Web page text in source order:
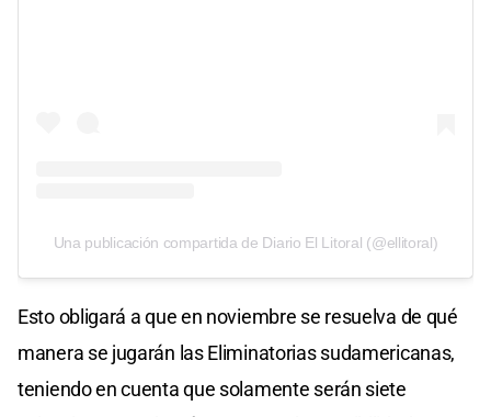
Una publicación compartida de Diario El Litoral (@ellitoral)
Esto obligará a que en noviembre se resuelva de qué
manera se jugarán las Eliminatorias sudamericanas,
teniendo en cuenta que solamente serán siete